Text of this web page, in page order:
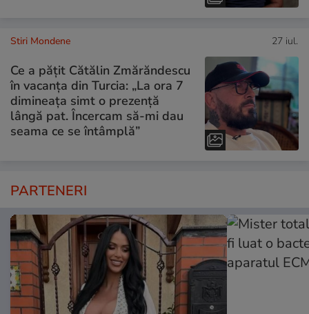
Stiri Mondene 27 iul.
Ce a pățit Cătălin Zmărăndescu
în vacanța din Turcia: „La ora 7
dimineața simt o prezență
lângă pat. Încercam să-mi dau
seama ce se întâmplă”
PARTENERI